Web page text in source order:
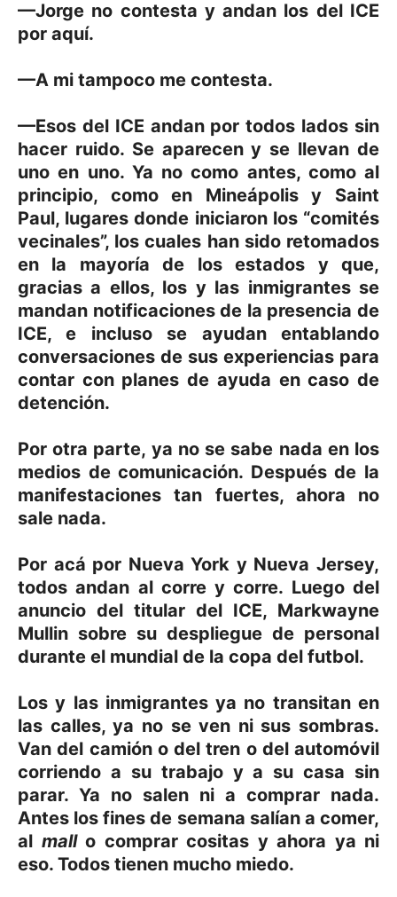
—Jorge no contesta y andan los del ICE
por aquí.
—A mi tampoco me contesta.
—Esos del ICE andan por todos lados sin
hacer ruido. Se aparecen y se llevan de
uno en uno. Ya no como antes, como al
principio, como en Mineápolis y Saint
Paul, lugares donde iniciaron los “comités
vecinales”, los cuales han sido retomados
en la mayoría de los estados y que,
gracias a ellos, los y las inmigrantes se
mandan notificaciones de la presencia de
ICE, e incluso se ayudan entablando
conversaciones de sus experiencias para
contar con planes de ayuda en caso de
detención.
Por otra parte, ya no se sabe nada en los
medios de comunicación. Después de la
manifestaciones tan fuertes, ahora no
sale nada.
Por acá por Nueva York y Nueva Jersey,
todos andan al corre y corre. Luego del
anuncio del titular del ICE, Markwayne
Mullin sobre su despliegue de personal
durante el mundial de la copa del futbol.
Los y las inmigrantes ya no transitan en
las calles, ya no se ven ni sus sombras.
Van del camión o del tren o del automóvil
corriendo a su trabajo y a su casa sin
parar. Ya no salen ni a comprar nada.
Antes los fines de semana salían a comer,
al mallo comprar cositas y ahora ya ni
eso. Todos tienen mucho miedo.